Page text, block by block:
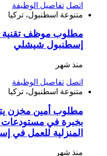
اتصل تفاصيل الوظيفة
متنوعة اسطنبول، تركيا
مطلوب موظف تقنية
إسطنبول شيشلي
منذ شهر
اتصل تفاصيل الوظيفة
متنوعة اسطنبول، تركيا
مطلوب أمين مخزن
بخبرة في مستودعات
المنزلية للعمل في
منذ شهر